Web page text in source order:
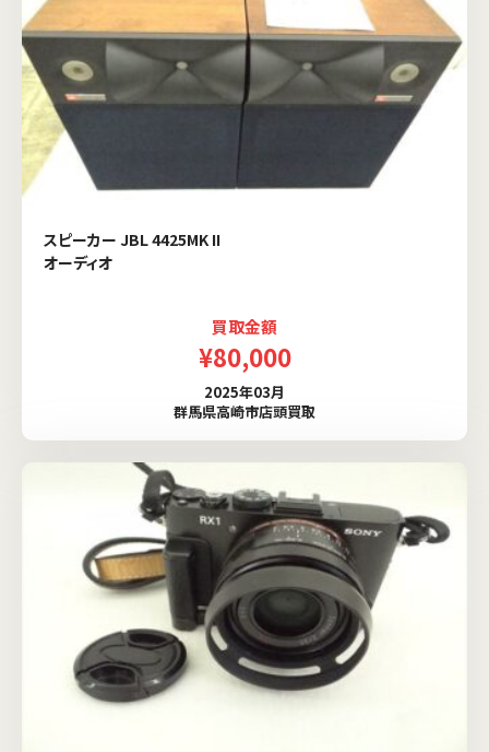
スピーカー JBL 4425MK II
オーディオ
買取金額
¥80,000
2025年03月
群馬県高崎市店頭買取